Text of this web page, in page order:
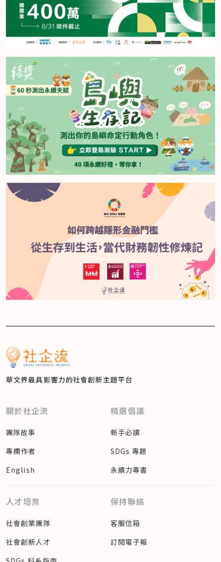
華文界最具影響力的社會創新主題平台
關於社企流
團隊故事
專欄作者
English
精選倡議
新手必讀
SDGs 專題
永續力專書
人才培育
社會創業團隊
社會創新人才
保持聯絡
客服信箱
訂閱電子報